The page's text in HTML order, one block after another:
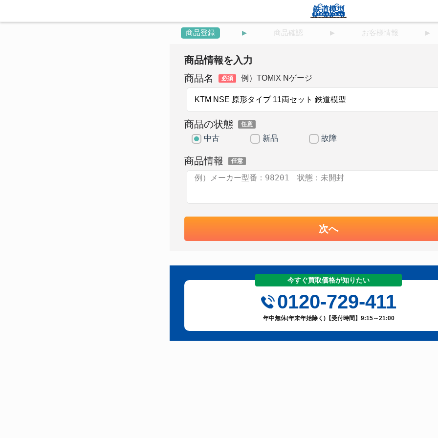
商品登録 商品確認 お客様情報
商品情報を入力
商品名
必須 例）TOMIX Nゲージ
商品の状態 任意
中古 新品 故障
商品情報 任意
次へ
今すぐ買取価格が知りたい
0120-729-411
年中無休(年末年始除く)【受付時間】9:15～21:00